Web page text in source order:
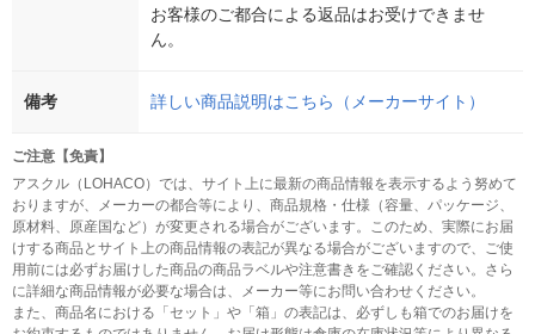
お客様のご都合による返品はお受けできませ
ん。
備考 詳しい商品説明はこちら（メーカーサイト）
ご注意【免責】
アスクル（LOHACO）では、サイト上に最新の商品情報を表示するよう努めて
おりますが、メーカーの都合等により、商品規格・仕様（容量、パッケージ、
原材料、原産国など）が変更される場合がございます。このため、実際にお届
けする商品とサイト上の商品情報の表記が異なる場合がございますので、ご使
用前には必ずお届けした商品の商品ラベルや注意書きをご確認ください。さら
に詳細な商品情報が必要な場合は、メーカー等にお問い合わせください。
また、商品名における「セット」や「箱」の表記は、必ずしも箱でのお届けを